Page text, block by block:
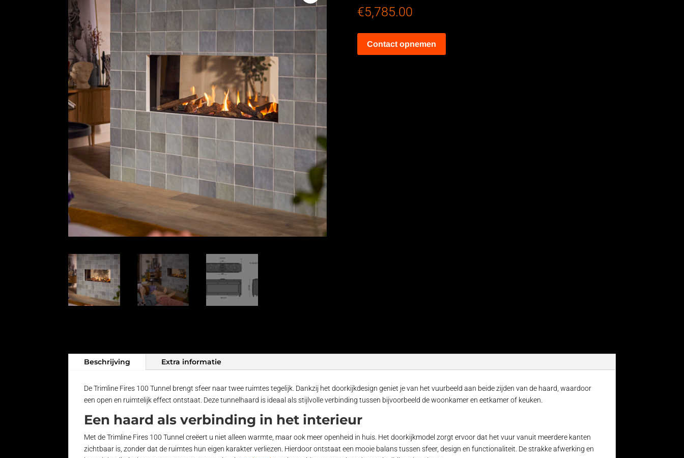
€5,785.00
Contact opnemen
Beschrijving Extra informatie
De Trimline Fires 100 Tunnel brengt sfeer naar twee ruimtes tegelijk. Dankzij het doorkijkdesign geniet je van het vuurbeeld aan beide zijden van de haard, waardoor
een open en ruimtelijk effect ontstaat. Deze tunnelhaard is ideaal als stijlvolle verbinding tussen bijvoorbeeld de woonkamer en eetkamer of keuken.
Een haard als verbinding in het interieur
Met de Trimline Fires 100 Tunnel creëert u niet alleen warmte, maar ook meer openheid in huis. Het doorkijkmodel zorgt ervoor dat het vuur vanuit meerdere kanten
zichtbaar is, zonder dat de ruimtes hun eigen karakter verliezen. Hierdoor ontstaat een mooie balans tussen sfeer, design en functionaliteit. De strakke afwerking en